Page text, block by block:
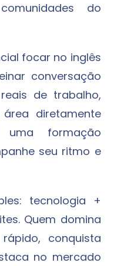
do
focar no inglês
conversação
de trabalho,
diretamente
formação
seu ritmo e
tecnologia +
Quem domina
conquista
no mercado